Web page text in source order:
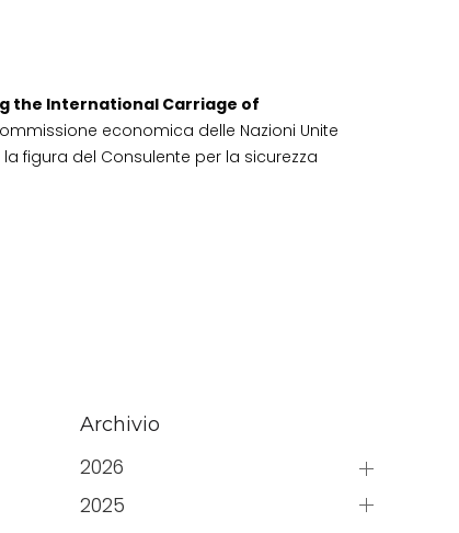
the International Carriage of
economica delle Nazioni Unite
la figura del Consulente per la sicurezza
Archivio
2026
2025